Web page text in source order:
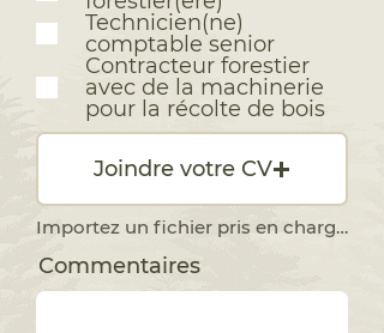
Technicien(ne)
comptable senior
Contracteur forestier
avec de la machinerie
pour la récolte de bois
Joindre votre CV
Importez un fichier pris en charge (max. 15 Mo)
Commentaires